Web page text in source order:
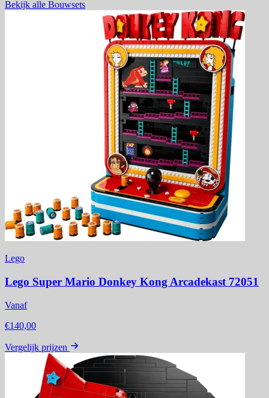
Bekijk alle Bouwsets
Lego
Lego Super Mario Donkey Kong Arcadekast 72051
Vanaf
€140,00
Vergelijk prijzen